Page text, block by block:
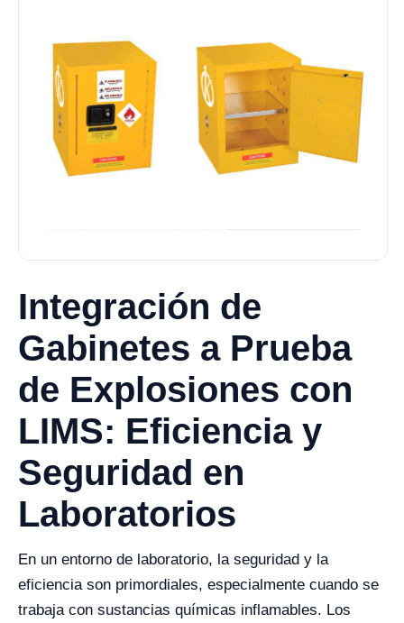
Integración de
Gabinetes a Prueba
de Explosiones con
LIMS: Eficiencia y
Seguridad en
Laboratorios
En un entorno de laboratorio, la seguridad y la
eficiencia son primordiales, especialmente cuando se
trabaja con sustancias químicas inflamables. Los